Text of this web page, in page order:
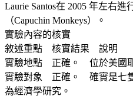
Laurie Santos在 2005 年左右
（Capuchin Monkeys）。
實驗內容的核實
敘述重點 核實結果 說明
實驗地點 正確。 位於美國耶
實驗對象 正確。 確實是七
為經濟學研究。